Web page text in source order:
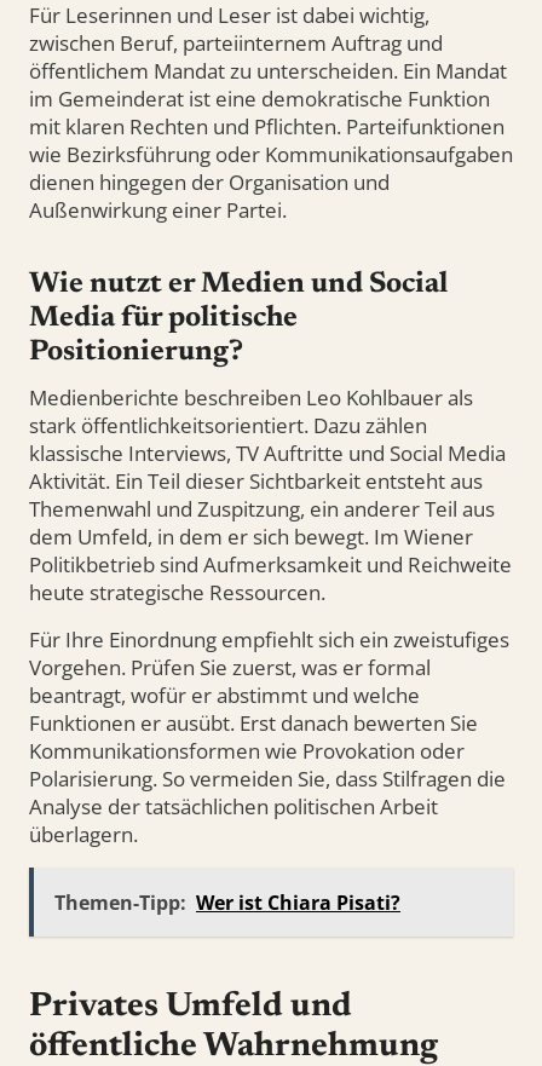
Für Leserinnen und Leser ist dabei wichtig,
zwischen Beruf, parteiinternem Auftrag und
öffentlichem Mandat zu unterscheiden. Ein Mandat
im Gemeinderat ist eine demokratische Funktion
mit klaren Rechten und Pflichten. Parteifunktionen
wie Bezirksführung oder Kommunikationsaufgaben
dienen hingegen der Organisation und
Außenwirkung einer Partei.
Wie nutzt er Medien und Social
Media für politische
Positionierung?
Medienberichte beschreiben Leo Kohlbauer als
stark öffentlichkeitsorientiert. Dazu zählen
klassische Interviews, TV Auftritte und Social Media
Aktivität. Ein Teil dieser Sichtbarkeit entsteht aus
Themenwahl und Zuspitzung, ein anderer Teil aus
dem Umfeld, in dem er sich bewegt. Im Wiener
Politikbetrieb sind Aufmerksamkeit und Reichweite
heute strategische Ressourcen.
Für Ihre Einordnung empfiehlt sich ein zweistufiges
Vorgehen. Prüfen Sie zuerst, was er formal
beantragt, wofür er abstimmt und welche
Funktionen er ausübt. Erst danach bewerten Sie
Kommunikationsformen wie Provokation oder
Polarisierung. So vermeiden Sie, dass Stilfragen die
Analyse der tatsächlichen politischen Arbeit
überlagern.
Themen-Tipp: Wer ist Chiara Pisati?
Privates Umfeld und
öffentliche Wahrnehmung